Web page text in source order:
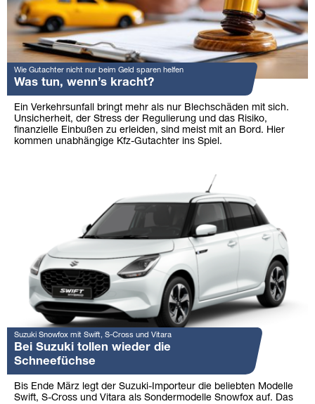
Wie Gutachter nicht nur beim Geld sparen helfen
Was tun, wenn’s kracht?
Ein Verkehrsunfall bringt mehr als nur Blechschäden mit sich.
Unsicherheit, der Stress der Regulierung und das Risiko,
finanzielle Einbußen zu erleiden, sind meist mit an Bord. Hier
kommen unabhängige Kfz-Gutachter ins Spiel.
Suzuki Snowfox mit Swift, S-Cross und Vitara
Bei Suzuki tollen wieder die
Schneefüchse
Bis Ende März legt der Suzuki-Importeur die beliebten Modelle
Swift, S-Cross und Vitara als Sondermodelle Snowfox auf. Das